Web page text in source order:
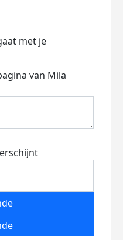
met je
van Mila